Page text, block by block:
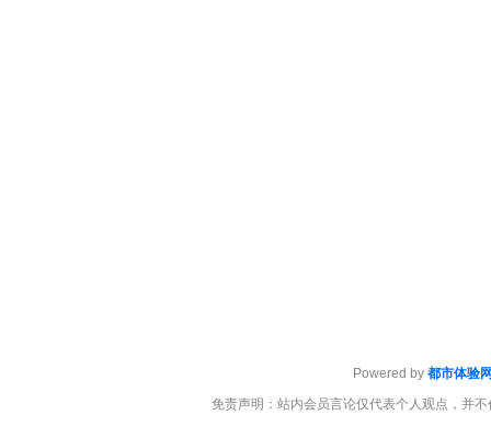
Powered by 都市体验
免责声明：站内会员言论仅代表个人观点，并